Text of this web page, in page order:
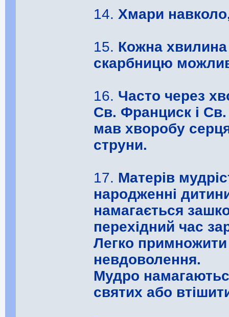
14. Хмари
15. Кожна
скарбницю
16. Часто через
Св. Франциск і Св.
мав хворобу
струни.
17. Матерів
народженні
намагається
перехідний час
Легко примножити
невдоволення.
Мудро
святих або